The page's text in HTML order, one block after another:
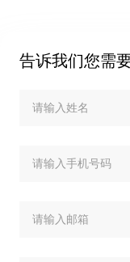
告诉我们您需